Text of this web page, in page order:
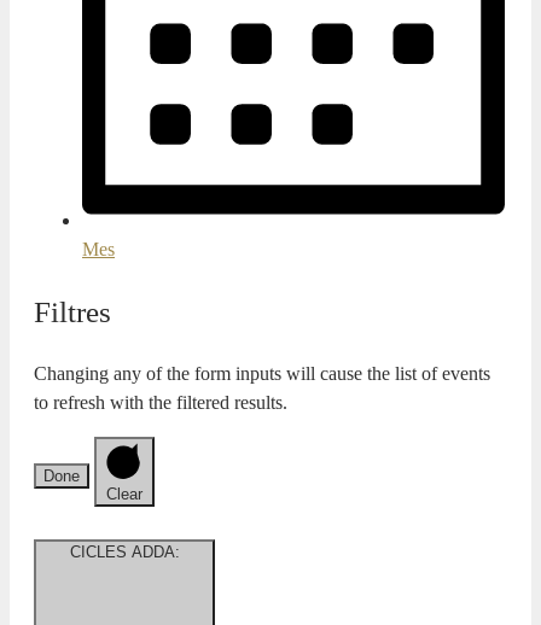
Mes
Filtres
Changing any of the form inputs will cause the list of events
to refresh with the filtered results.
Done
Clear
CICLES ADDA: